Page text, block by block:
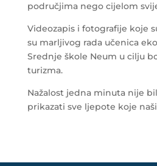
područjima nego cijelom
Videozapis i fotografije koje
su marljivog rada učenica
Srednje škole Neum u cilju
turizma.
Nažalost jedna minuta nije
prikazati sve ljepote koje